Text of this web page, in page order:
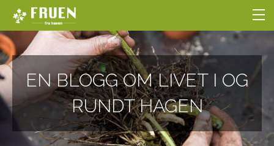
NETTBUTIKKEN
BLOGG
HOBBYGARTNERSKOLEN
OM OSS
EN BLOGG OM LIVET I OG
RUNDT HAGEN